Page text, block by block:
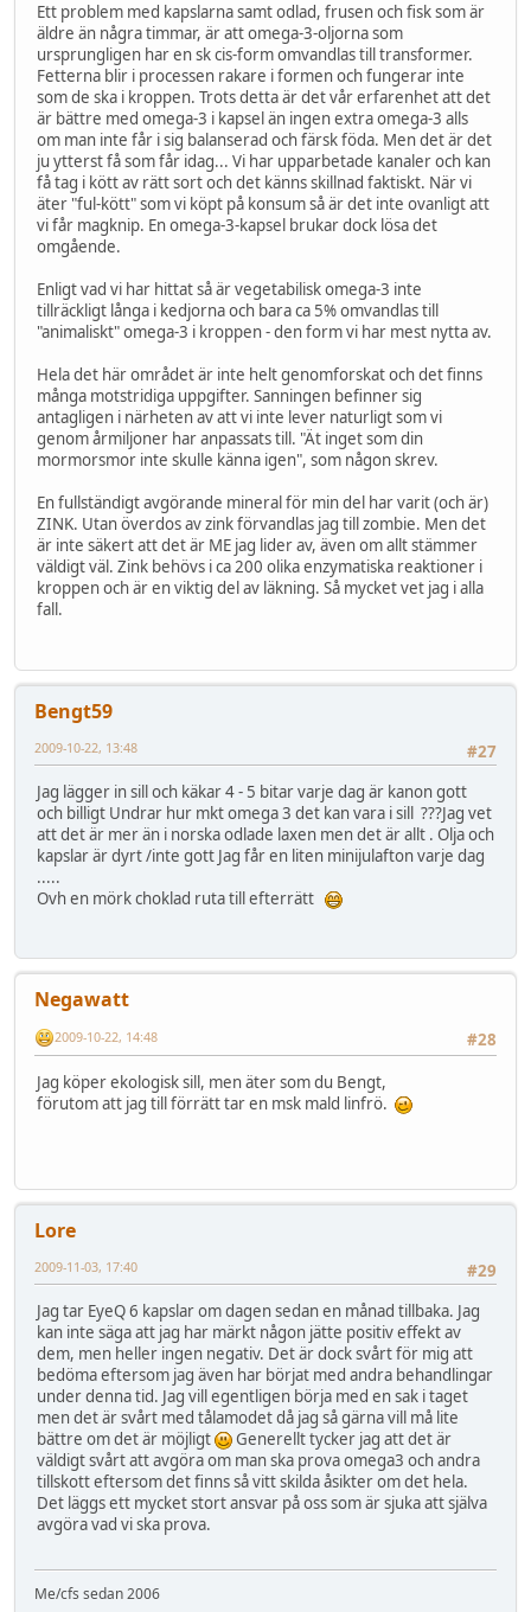
Ett problem med kapslarna samt odlad, frusen och fisk som är
äldre än några timmar, är att omega-3-oljorna som
ursprungligen har en sk cis-form omvandlas till transformer.
Fetterna blir i processen rakare i formen och fungerar inte
som de ska i kroppen. Trots detta är det vår erfarenhet att det
är bättre med omega-3 i kapsel än ingen extra omega-3 alls
om man inte får i sig balanserad och färsk föda. Men det är det
ju ytterst få som får idag... Vi har upparbetade kanaler och kan
få tag i kött av rätt sort och det känns skillnad faktiskt. När vi
äter "ful-kött" som vi köpt på konsum så är det inte ovanligt att
vi får magknip. En omega-3-kapsel brukar dock lösa det
omgående.
Enligt vad vi har hittat så är vegetabilisk omega-3 inte
tillräckligt långa i kedjorna och bara ca 5% omvandlas till
"animaliskt" omega-3 i kroppen - den form vi har mest nytta av.
Hela det här området är inte helt genomforskat och det finns
många motstridiga uppgifter. Sanningen befinner sig
antagligen i närheten av att vi inte lever naturligt som vi
genom årmiljoner har anpassats till. "Ät inget som din
mormorsmor inte skulle känna igen", som någon skrev.
En fullständigt avgörande mineral för min del har varit (och är)
ZINK. Utan överdos av zink förvandlas jag till zombie. Men det
är inte säkert att det är ME jag lider av, även om allt stämmer
väldigt väl. Zink behövs i ca 200 olika enzymatiska reaktioner i
kroppen och är en viktig del av läkning. Så mycket vet jag i alla
fall.
Bengt59
#27
2009-10-22, 13:48
Jag lägger in sill och käkar 4 - 5 bitar varje dag är kanon gott
och billigt Undrar hur mkt omega 3 det kan vara i sill ???Jag vet
att det är mer än i norska odlade laxen men det är allt . Olja och
kapslar är dyrt /inte gott Jag får en liten minijulafton varje dag
.....
Ovh en mörk choklad ruta till efterrätt
Negawatt
#28
2009-10-22, 14:48
Jag köper ekologisk sill, men äter som du Bengt,
förutom att jag till förrätt tar en msk mald linfrö.
Lore
#29
2009-11-03, 17:40
Jag tar EyeQ 6 kapslar om dagen sedan en månad tillbaka. Jag
kan inte säga att jag har märkt någon jätte positiv effekt av
dem, men heller ingen negativ. Det är dock svårt för mig att
bedöma eftersom jag även har börjat med andra behandlingar
under denna tid. Jag vill egentligen börja med en sak i taget
men det är svårt med tålamodet då jag så gärna vill må lite
bättre om det är möjligt
Generellt tycker jag att det är
väldigt svårt att avgöra om man ska prova omega3 och andra
tillskott eftersom det finns så vitt skilda åsikter om det hela.
Det läggs ett mycket stort ansvar på oss som är sjuka att själva
avgöra vad vi ska prova.
Me/cfs sedan 2006